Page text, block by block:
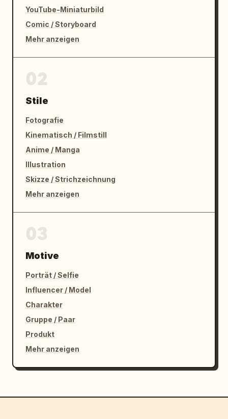
YouTube-Miniaturbild
Comic / Storyboard
Mehr anzeigen
Stile
Fotografie
Kinematisch / Filmstill
Anime / Manga
Illustration
Skizze / Strichzeichnung
Mehr anzeigen
Motive
Porträt / Selfie
Influencer / Model
Charakter
Gruppe / Paar
Produkt
Mehr anzeigen